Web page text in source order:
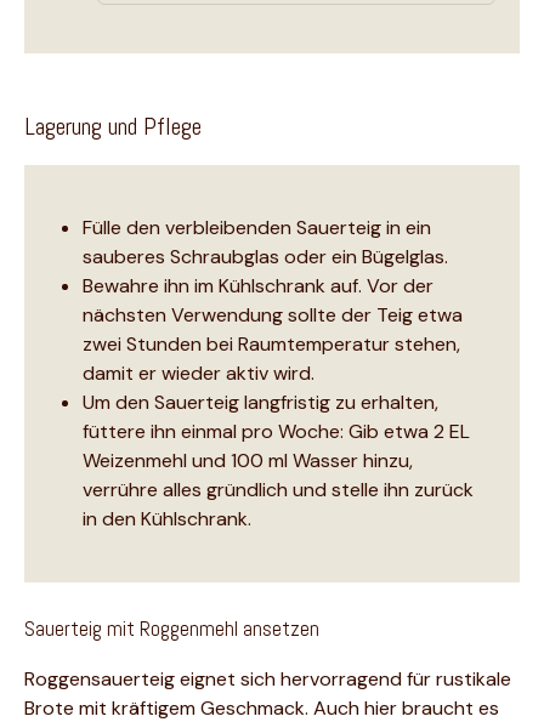
Lagerung und Pflege
Fülle den verbleibenden Sauerteig in ein
sauberes Schraubglas oder ein Bügelglas.
Bewahre ihn im Kühlschrank auf. Vor der
nächsten Verwendung sollte der Teig etwa
zwei Stunden bei Raumtemperatur stehen,
damit er wieder aktiv wird.
Um den Sauerteig langfristig zu erhalten,
füttere ihn einmal pro Woche: Gib etwa 2 EL
Weizenmehl und 100 ml Wasser hinzu,
verrühre alles gründlich und stelle ihn zurück
in den Kühlschrank.
Sauerteig mit Roggenmehl ansetzen
Roggensauerteig eignet sich hervorragend für rustikale
Brote mit kräftigem Geschmack. Auch hier braucht es